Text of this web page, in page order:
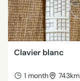
Clavier blanc
1 month 743km